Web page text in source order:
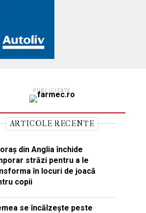
PUBLICITATE
ARTICOLE RECENTE
din Anglia închide
străzi pentru a le
în locuri de joacă
copii
se încălzește peste